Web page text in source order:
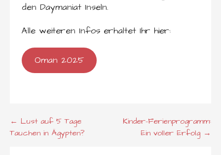
den Daymaniat Inseln.
Alle weiteren Infos erhaltet Ihr hier:
Oman 2025
Beitragsnavigation
← Lust auf 5 Tage
Tauchen in Ägypten?
Kinder-Ferienprogramm:
Ein voller Erfolg →